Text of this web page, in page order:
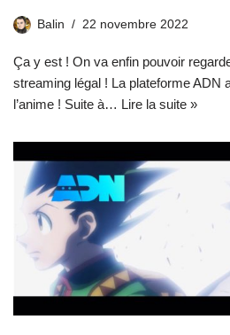
Balin 22 novembre 2022
Ça y est ! On va enfin pouvoir
streaming légal ! La plateforme ADN
l’anime ! Suite à… Lire la suite »